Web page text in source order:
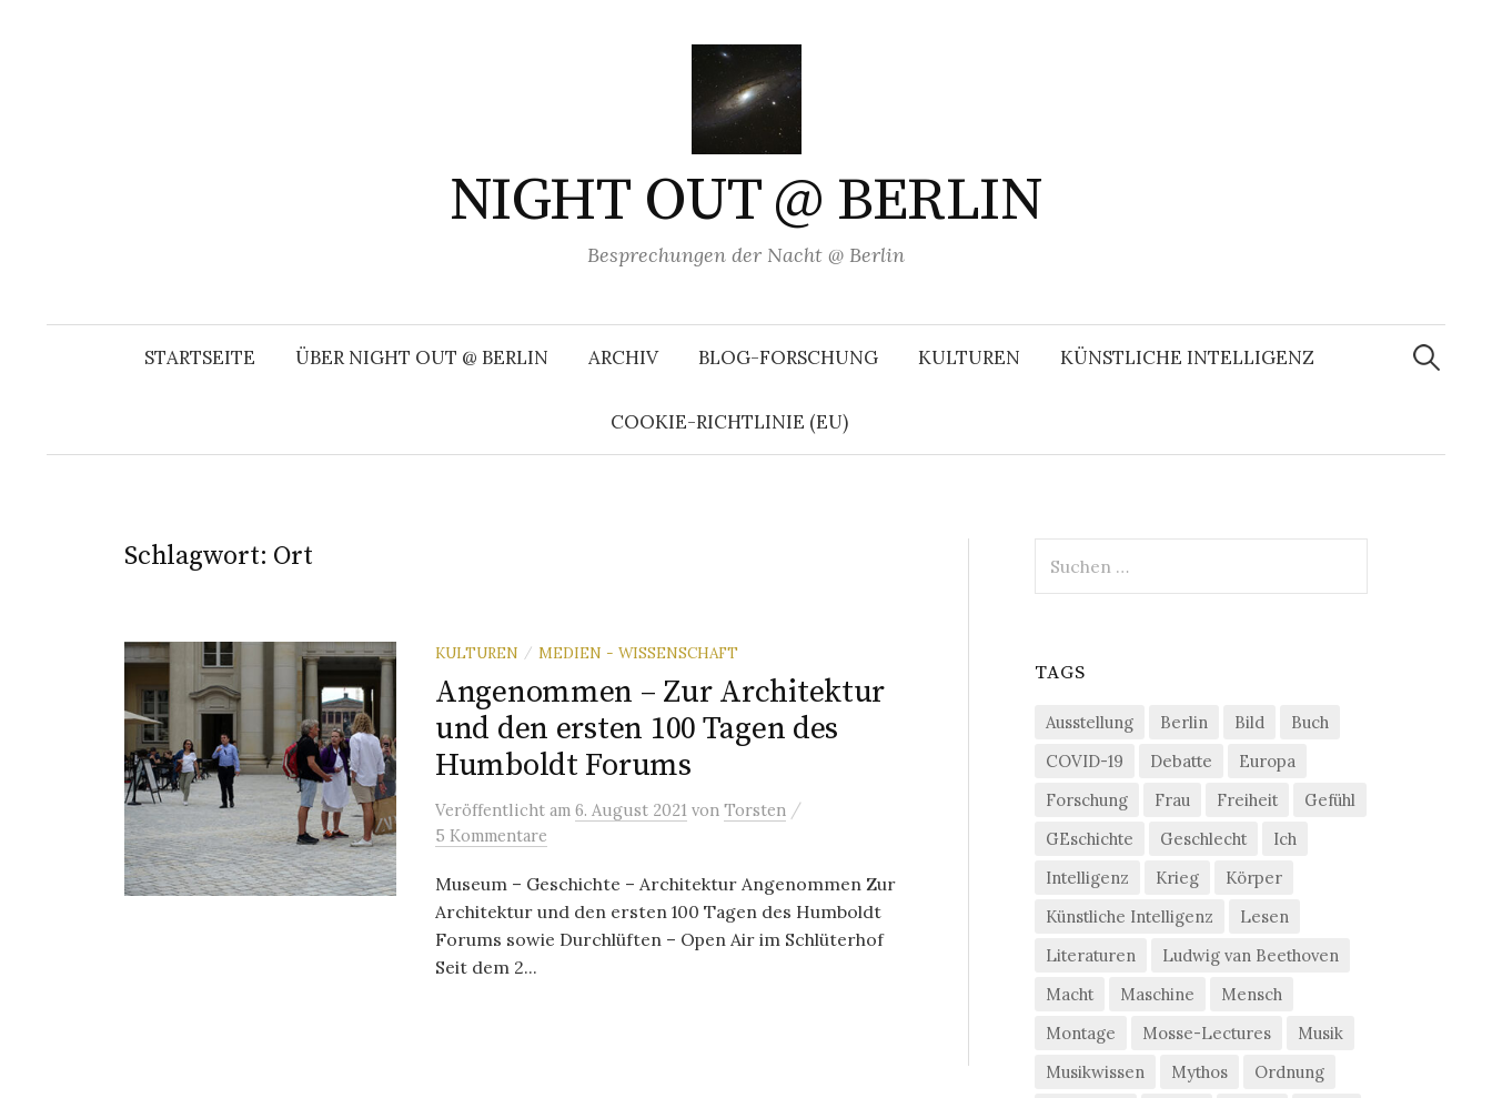
NIGHT OUT @ BERLIN
Besprechungen der Nacht @ Berlin
STARTSEITE ÜBER NIGHT OUT @ BERLIN ARCHIV BLOG-FORSCHUNG KULTUREN KÜNSTLICHE INTELLIGENZ
COOKIE-RICHTLINIE (EU)
Suchen
nach:
Schlagwort: Ort
KULTUREN / MEDIEN - WISSENSCHAFT
Angenommen – Zur Architektur
und den ersten 100 Tagen des
Humboldt Forums
Veröffentlicht am 6. August 2021 von Torsten /
5 Kommentare
Museum – Geschichte – Architektur Angenommen Zur
Architektur und den ersten 100 Tagen des Humboldt
Forums sowie Durchlüften – Open Air im Schlüterhof
Seit dem 2...
nach:
TAGS
Ausstellung Berlin Bild
Buch
COVID-19
Debatte
Europa
Forschung
Frau Freiheit
Gefühl
GEschichte
Geschlecht
Ich
Intelligenz
Krieg
Körper
Künstliche Intelligenz
Lesen
Literaturen
Ludwig van Beethoven
Macht
Maschine
Mensch
Montage
Mosse-Lectures
Musik
Musikwissen
Mythos
Ordnung